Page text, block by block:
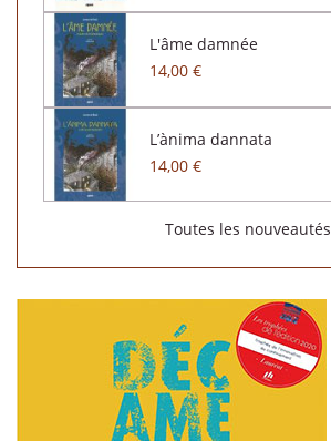
L'âme damnée
14,00 €
L’ànima dannata
14,00 €
Toutes les nouveautés